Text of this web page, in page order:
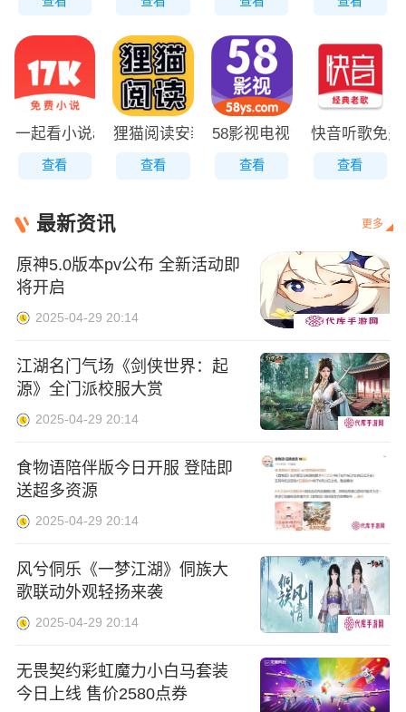
一起看小说app
查看
狸猫阅读安装
查看
58影视电视免费版下载安装
查看
快音听歌免
查看
最新资讯 更多
原神5.0版本pv公布 全新活动即
将开启
2025-04-29 20:14
江湖名门气场《剑侠世界：起
源》全门派校服大赏
2025-04-29 20:14
食物语陪伴版今日开服 登陆即
送超多资源
2025-04-29 20:14
风兮侗乐《一梦江湖》侗族大
歌联动外观轻扬来袭
2025-04-29 20:14
无畏契约彩虹魔力小白马套装
今日上线 售价2580点券